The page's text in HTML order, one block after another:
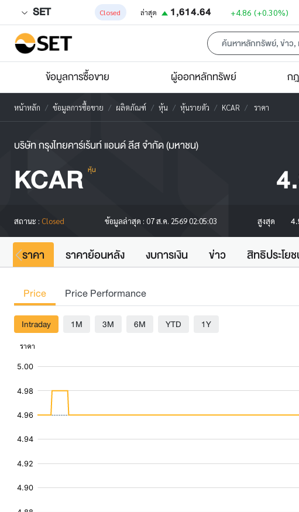
SET Closed ล่าสุด 1,614.64 +4.86 (+0.30%)
ข้อมูลการซื้อขาย ผู้ออกหลักทรัพย์ ก
หน้าหลัก ข้อมูลการซื้อขาย ผลิตภัณฑ์ หุ้น หุ้นรายตัว KCAR ราคา
บริษัท กรุงไทยคาร์เร้นท์ แอนด์ ลีส จำกัด (มหาชน)
KCAR หุ้น
สถานะ : Closed ข้อมูลล่าสุด : 07 ส.ค. 2569 02:05:03 สูงสุด
ราคา ราคาย้อนหลัง งบการเงิน ข่าว สิทธิประโย
Price Price Performance
Intraday 1M 3M 6M YTD 1Y